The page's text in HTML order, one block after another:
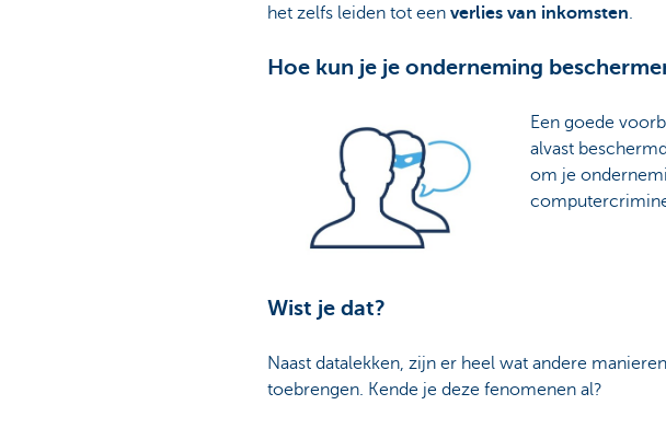
het zelfs leiden tot een verlies van inkomsten.
Hoe kun je je onderneming
Een goede
alvast
om je
Wist je dat?
Naast datalekken, zijn er heel wat andere
toebrengen. Kende je deze fenomenen al?